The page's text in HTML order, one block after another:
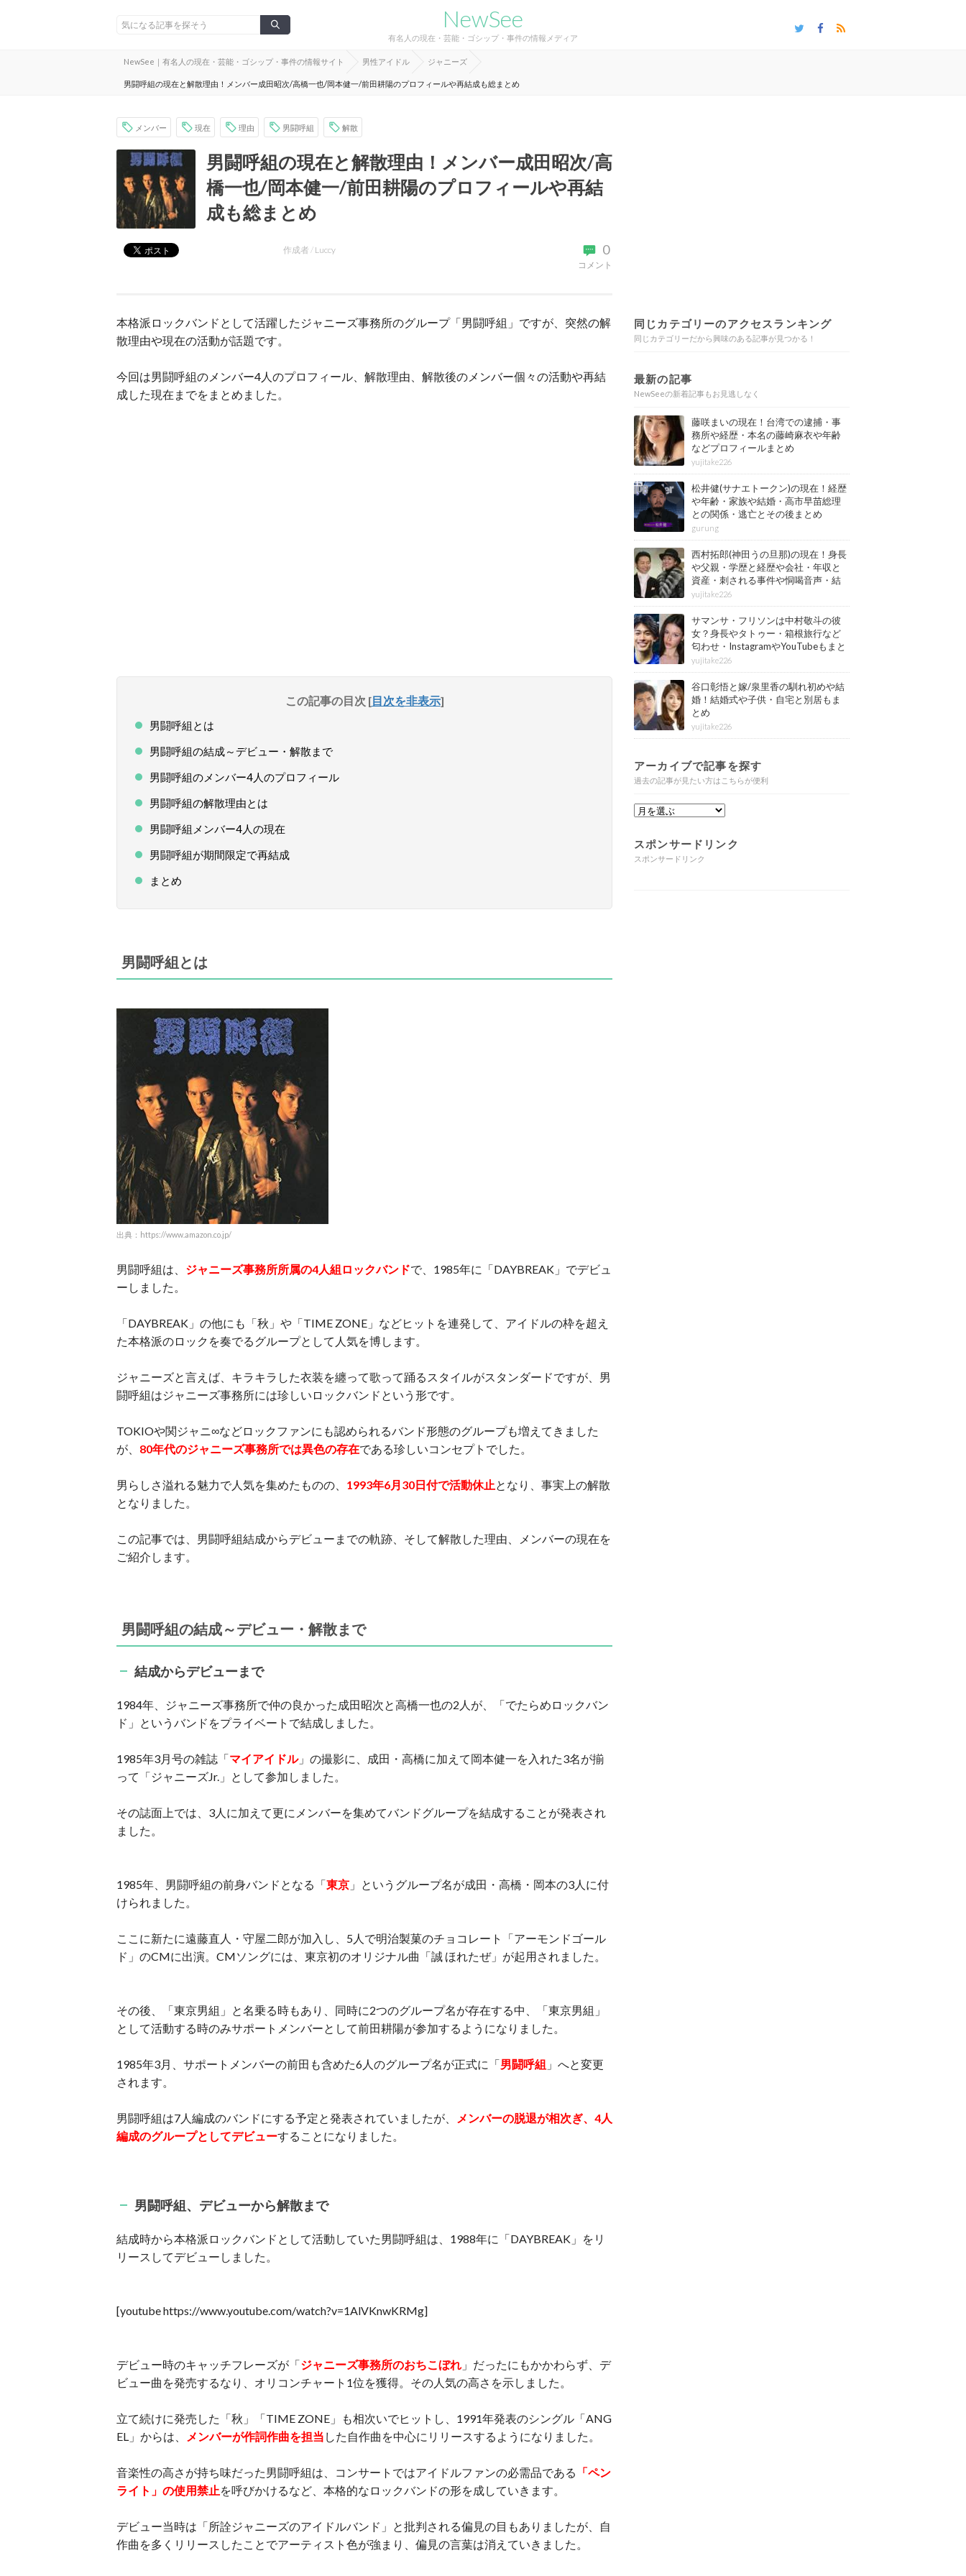
NewSee
有名人の現在・芸能・ゴシップ・事件の情報メディア
NewSee｜有名人の現在・芸能・ゴシップ・事件の情報サイト 男性アイドル ジャニーズ
男闘呼組の現在と解散理由！メンバー成田昭次/高橋一也/岡本健一/前田耕陽のプロフィールや再結成も総まとめ
メンバー 現在 理由 男闘呼組 解散
男闘呼組の現在と解散理由！メンバー成田昭次/高
橋一也/岡本健一/前田耕陽のプロフィールや再結
成も総まとめ
0
コメント
作成者 / Luccy
本格派ロックバンドとして活躍したジャニーズ事務所のグループ「男闘呼組」ですが、突然の解
散理由や現在の活動が話題です。
今回は男闘呼組のメンバー4人のプロフィール、解散理由、解散後のメンバー個々の活動や再結
成した現在までをまとめました。
この記事の目次 [目次を非表示]
男闘呼組とは
男闘呼組の結成～デビュー・解散まで
男闘呼組のメンバー4人のプロフィール
男闘呼組の解散理由とは
男闘呼組メンバー4人の現在
男闘呼組が期間限定で再結成
まとめ
男闘呼組とは
出典：https://www.amazon.co.jp/
男闘呼組は、 ジャニーズ事務所所属の4人組ロックバンドで、1985年に「DAYBREAK」でデビュ
ーしました。
「DAYBREAK」の他にも「秋」や「TIME ZONE」などヒットを連発して、アイドルの枠を超え
た本格派のロックを奏でるグループとして人気を博します。
ジャニーズと言えば、キラキラした衣装を纏って歌って踊るスタイルがスタンダードですが、男
闘呼組はジャニーズ事務所には珍しいロックバンドという形です。
TOKIOや関ジャニ∞などロックファンにも認められるバンド形態のグループも増えてきました
が、 80年代のジャニーズ事務所では異色の存在である珍しいコンセプトでした。
男らしさ溢れる魅力で人気を集めたものの、 1993年6月30日付で活動休止となり、事実上の解散
となりました。
この記事では、男闘呼組結成からデビューまでの軌跡、そして解散した理由、メンバーの現在を
ご紹介します。
男闘呼組の結成～デビュー・解散まで
結成からデビューまで
1984年、ジャニーズ事務所で仲の良かった成田昭次と高橋一也の2人が、「でたらめロックバン
ド」というバンドをプライベートで結成しました。
1985年3月号の雑誌「マイアイドル」の撮影に、成田・高橋に加えて岡本健一を入れた3名が揃
って「ジャニーズJr.」として参加しました。
その誌面上では、3人に加えて更にメンバーを集めてバンドグループを結成することが発表され
ました。
1985年、男闘呼組の前身バンドとなる「東京 」というグループ名が成田・高橋・岡本の3人に付
けられました。
ここに新たに遠藤直人・守屋二郎が加入し、5人で明治製菓のチョコレート「アーモンドゴール
ド」のCMに出演。CMソングには、東京初のオリジナル曲「誠 ほれたぜ」が起用されました。
その後、「東京男組」と名乗る時もあり、同時に2つのグループ名が存在する中、「東京男組」
として活動する時のみサポートメンバーとして前田耕陽が参加するようになりました。
1985年3月、サポートメンバーの前田も含めた6人のグループ名が正式に「男闘呼組 」へと変更
されます。
男闘呼組は7人編成のバンドにする予定と発表されていましたが、
メンバーの脱退が相次ぎ、4人
編成のグループとしてデビューすることになりました。
男闘呼組、デビューから解散まで
結成時から本格派ロックバンドとして活動していた男闘呼組は、1988年に「DAYBREAK」をリ
リースしてデビューしました。
[youtube https://www.youtube.com/watch?v=1AlVKnwKRMg]
デビュー時のキャッチフレーズが「ジャニーズ事務所のおちこぼれ 」だったにもかかわらず、デ
ビュー曲を発売するなり、オリコンチャート1位を獲得。その人気の高さを示しました。
立て続けに発売した「秋」「TIME ZONE」も相次いでヒットし、1991年発表のシングル「ANG
EL」からは、
メンバーが作詞作曲を担当 した自作曲を中心にリリースするようになりました。
音楽性の高さが持ち味だった男闘呼組は、コンサートではアイドルファンの必需品である 「ペン
ライト」の使用禁止を呼びかけるなど、本格的なロックバンドの形を成していきます。
デビュー当時は「所詮ジャニーズのアイドルバンド」と批判される偏見の目もありましたが、自
作曲を多くリリースしたことでアーティスト色が強まり、偏見の言葉は消えていきました。
同じカテゴリーのアクセスランキング
同じカテゴリーだから興味のある記事が見つかる！
最新の記事
NewSeeの新着記事もお見逃しなく
藤咲まいの現在！台湾での逮捕・事
務所や経歴・本名の藤崎麻衣や年齢
などプロフィールまとめ
yujitake226
松井健(サナエトークン)の現在！経歴
や年齢・家族や結婚・高市早苗総理
との関係・逃亡とその後まとめ
gurung
西村拓郎(神田うの旦那)の現在！身長
や父親・学歴と経歴や会社・年収と
資産・刺される事件や恫喝音声・結
婚と子供や自宅・脳梗塞の病気もま
とめ
yujitake226
サマンサ・フリソンは中村敬斗の彼
女？身長やタトゥー・箱根旅行など
匂わせ・InstagramやYouTubeもまと
め
yujitake226
谷口彰悟と嫁/泉里香の馴れ初めや結
婚！結婚式や子供・自宅と別居もま
とめ
yujitake226
アーカイブで記事を探す
過去の記事が見たい方はこちらが便利
スポンサードリンク
スポンサードリンク